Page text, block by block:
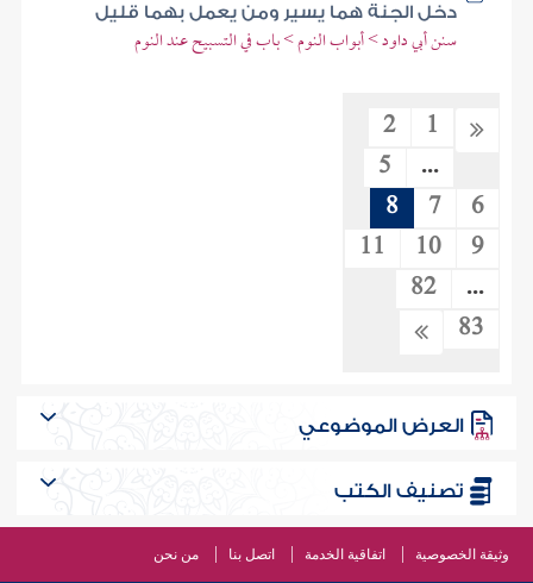
دخل الجنة هما يسير ومن يعمل بهما قليل
سنن أبي داود > أبواب النوم > باب في التسبيح عند النوم
1
2
...
5
6
7
8
9
10
11
...
82
83
العرض الموضوعي
تصنيف الكتب
وثيقة الخصوصية اتفاقية الخدمة اتصل بنا من نحن